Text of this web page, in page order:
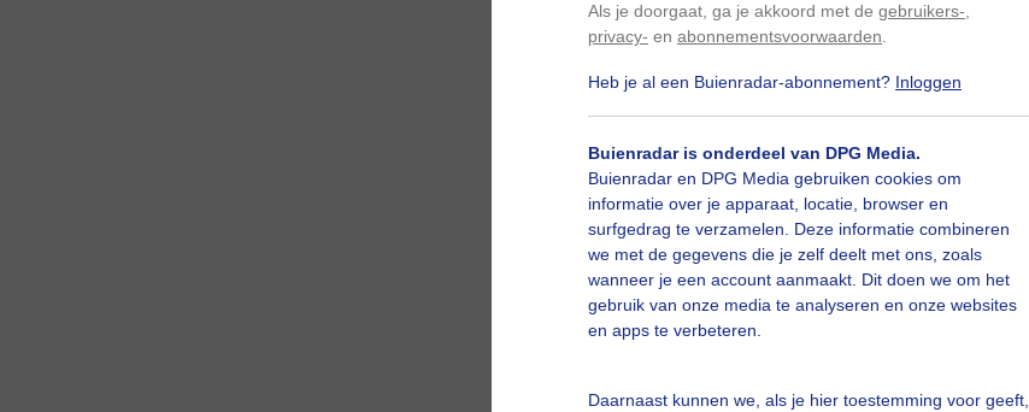
Als je doorgaat, ga je akkoord met de gebruikers-
privacy- en abonnementsvoorwaarden
Heb je al een Buienradar-abonnement? Inloggen
Buienradar is onderdeel van DPG Media.
Buienradar en DPG Media gebruiken cookies om
informatie over je apparaat, locatie, browser en
surfgedrag te verzamelen. Deze informatie combineren
we met de gegevens die je zelf deelt met ons, zoals
wanneer je een account aanmaakt. Dit doen we om het
gebruik van onze media te analyseren en onze websites
en apps te verbeteren.
Daarnaast kunnen we, als je hier toestemming voor geeft,
Gebruik je Safari en wil je niet elke dag deze pop-up
Klikhierom dit aan te passen